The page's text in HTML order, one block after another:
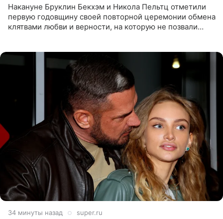
Накануне Бруклин Бекхэм и Никола Пельтц отметили
первую годовщину своей повторной церемонии обмена
клятвами любви и верности, на которую не позвали
35 минут назад super.ru